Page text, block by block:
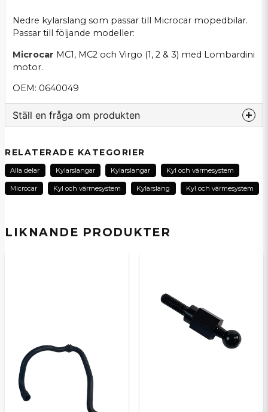
LIKNANDE PRODUKTER
Nedre kylarslang som passar till Microcar mopedbilar.
Passar till följande modeller:
Microcar MC1, MC2 och Virgo (1, 2 & 3) med Lombardini
motor.
OEM: 0640049
Ställ en fråga om produkten
Fråga oss om denna produkt...
RELATERADE KATEGORIER
Alla delar Kylarslangar Kylarslangar Kyl och värmesystem
Microcar Kyl och värmesystem Kylarslang Kyl och värmesystem